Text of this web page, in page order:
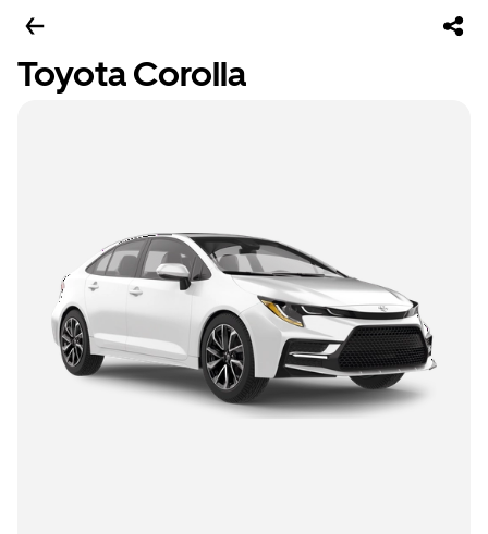
Toyota Corolla